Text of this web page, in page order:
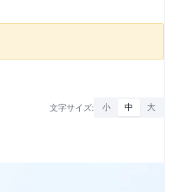
文字サイズ: 小 中 大